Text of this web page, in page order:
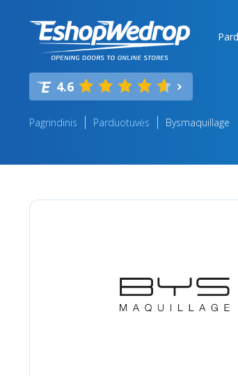
4.6
Pagrindinis Parduotuvės Bysmaquillage